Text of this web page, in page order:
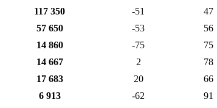
117 350 -51 47
57 650 -53 56
14 860 -75 75
14 667 2 78
17 683 20 66
6 913 -62 91